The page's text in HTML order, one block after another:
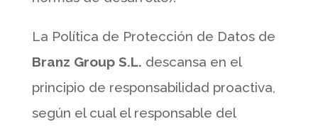
La Política de Protección de Datos de
Branz Group S.L. descansa en el
principio de responsabilidad proactiva,
según el cual el responsable del